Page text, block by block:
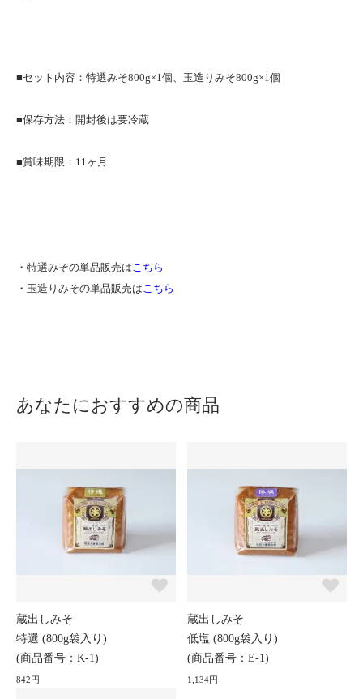
■セット内容：特選みそ800g×1個、玉造りみそ800g×1個
■保存方法：開封後は要冷蔵
■賞味期限：11ヶ月
・特選みその単品販売はこちら
・玉造りみその単品販売はこちら
あなたにおすすめの商品
蔵出しみそ
特選 (800g袋入り)
(商品番号：K-1)
842円
蔵出しみそ
低塩 (800g袋入り)
(商品番号：E-1)
1,134円